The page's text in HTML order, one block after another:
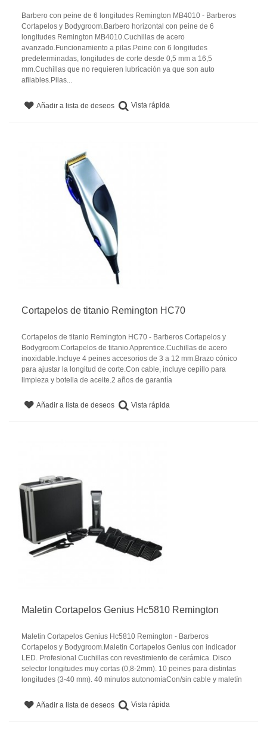
Barbero con peine de 6 longitudes Remington MB4010 - Barberos
Cortapelos y Bodygroom.Barbero horizontal con peine de 6
longitudes Remington MB4010.Cuchillas de acero
avanzado.Funcionamiento a pilas.Peine con 6 longitudes
predeterminadas, longitudes de corte desde 0,5 mm a 16,5
mm.Cuchillas que no requieren lubricación ya que son auto
afilables.Pilas...
Añadir a lista de deseos Vista rápida
Cortapelos de titanio Remington HC70
Cortapelos de titanio Remington HC70 - Barberos Cortapelos y
Bodygroom.Cortapelos de titanio Apprentice.Cuchillas de acero
inoxidable.Incluye 4 peines accesorios de 3 a 12 mm.Brazo cónico
para ajustar la longitud de corte.Con cable, incluye cepillo para
limpieza y botella de aceite.2 años de garantía
Añadir a lista de deseos Vista rápida
Maletin Cortapelos Genius Hc5810 Remington
Maletin Cortapelos Genius Hc5810 Remington - Barberos
Cortapelos y Bodygroom.Maletin Cortapelos Genius con indicador
LED. Profesional Cuchillas con revestimiento de cerámica. Disco
selector longitudes muy cortas (0,8-2mm). 10 peines para distintas
longitudes (3-40 mm). 40 minutos autonomíaCon/sin cable y maletín
Añadir a lista de deseos Vista rápida